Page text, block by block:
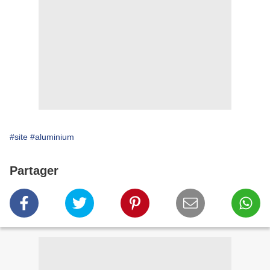
#site #aluminium
Partager